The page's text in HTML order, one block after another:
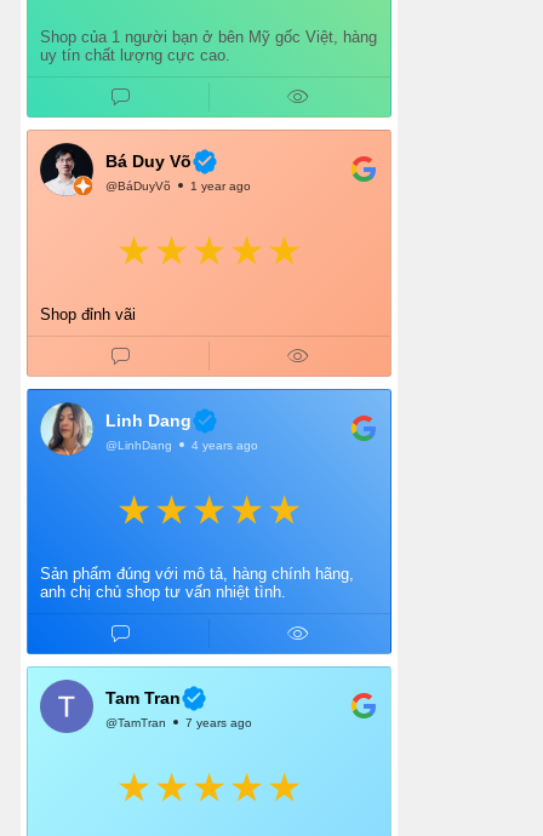
Shop của 1 người bạn ở bên Mỹ gốc Việt, hàng
uy tín chất lượng cực cao.
Bá Duy Võ
@BáDuyVõ 1 year ago
Shop đỉnh vãi
Linh Dang
@LinhDang 4 years ago
Sản phẩm đúng với mô tả, hàng chính hãng,
anh chị chủ shop tư vấn nhiệt tình.
Tam Tran
@TamTran 7 years ago